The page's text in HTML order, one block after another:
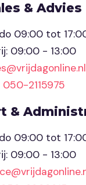
& Advies
09:00 tot
09:00 - 13:00
050-2115975
&
09:00 tot
09:00 - 13:00